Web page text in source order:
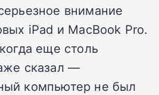
внимание
iPad и MacBook Pro.
еще столь
сказал —
компьютер не был